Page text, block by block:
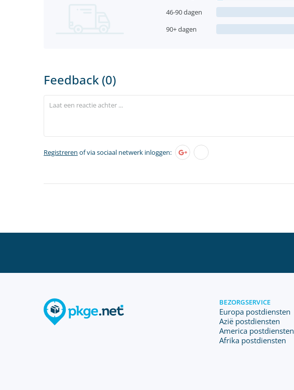
46-90 dagen
90+ dagen
Feedback (0)
Registreren of via sociaal netwerk inloggen:
BEZORGSERVICE
Europa postdiensten
Azië postdiensten
America postdiensten
Afrika postdiensten